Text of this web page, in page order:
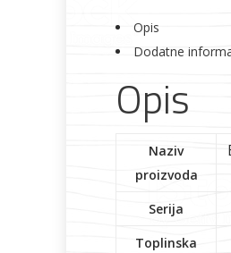
Opis
Dodatne
Opis
Naziv
proizvoda
Serija
Toplinska